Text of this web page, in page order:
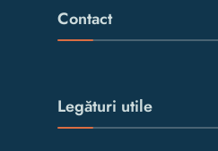
Contact
Legături utile